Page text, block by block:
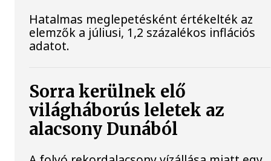
Hatalmas meglepetésként értékelték az
elemzők a júliusi, 1,2 százalékos inflációs
adatot.
Sorra kerülnek elő
világháborús leletek az
alacsony Dunából